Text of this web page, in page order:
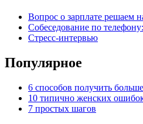
Вопрос о зарплате решаем
Собеседование по
Стресс-интервью
Популярное
6 способов получить
10 типично женских
7 простых шагов